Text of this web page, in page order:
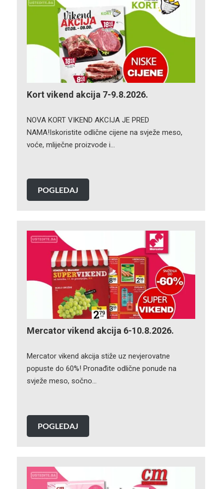
Kort vikend akcija 7-9.8.2026.
NOVA KORT VIKEND AKCIJA JE PRED
NAMA!Iskoristite odlične cijene na svježe meso,
voće, mliječne proizvode i…
POGLEDAJ
Mercator vikend akcija 6-10.8.2026.
Mercator vikend akcija stiže uz nevjerovatne
popuste do 60%! Pronađite odlične ponude na
svježe meso, sočno…
POGLEDAJ